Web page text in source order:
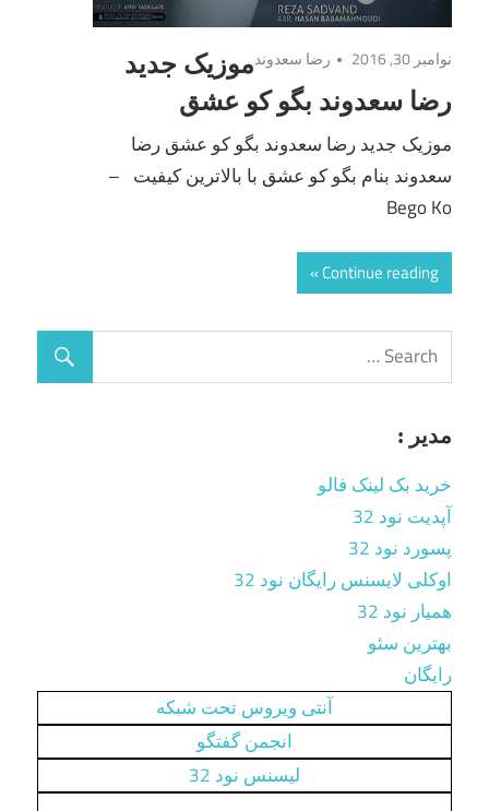
نوامبر 30, 2016 رضا سعدوندموزیک جدید
رضا سعدوند بگو کو عشق
موزیک جدید رضا سعدوند بگو کو عشق رضا
سعدوند بنام بگو کو عشق با بالاترین کیفیت –
Bego Ko
Continue reading
مدیر :
خرید بک لینک فالو
آپدیت نود 32
پسورد نود 32
اوکلی لایسنس رایگان نود 32
همیار نود 32
بهترین سئو
رایگان
آنتی ویروس تحت شبکه
انجمن گفتگو
لیسنس نود 32